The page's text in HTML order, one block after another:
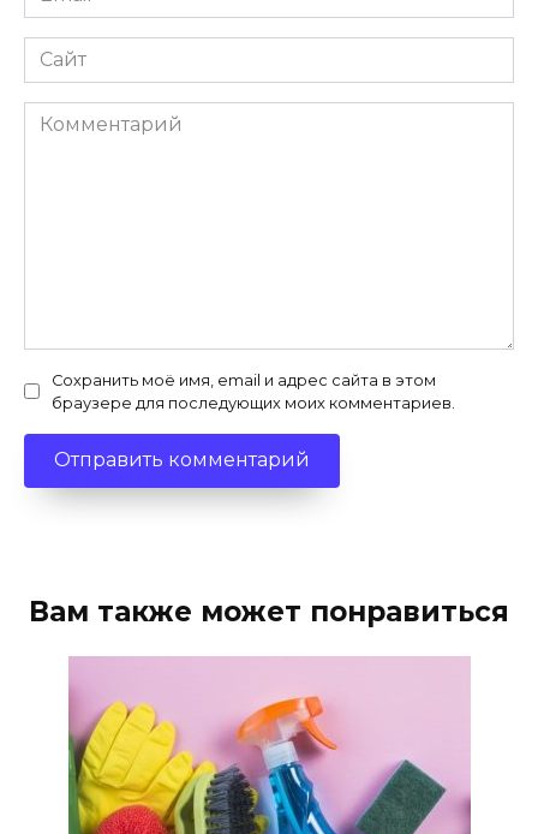
Сайт
Комментарий
Сохранить моё имя, email и адрес сайта в этом
браузере для последующих моих комментариев.
Вам также может понравиться